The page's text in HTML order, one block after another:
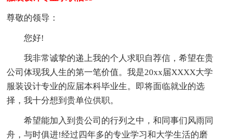
尊敬的领导：
您好!
我非常诚挚的递上我的个人求职自荐信，希望在贵
公司体现我人生的第一笔价值。我是20xx届XXXX大学
服装设计专业的应届本科毕业生。即将面临就业的选
择，我十分想到贵单位供职。
希望能加入到贵公司的行列之中，和同事们风雨同
舟，与时俱进!经过四年多的专业学习和大学生活的磨